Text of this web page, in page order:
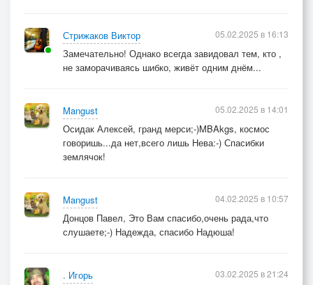
Стрижаков Виктор
Замечательно! Однако всегда завидовал тем, кто ,
не заморачиваясь шибко, живёт одним днём...
05.02.2025 в 16:13
Mangust
Осидак Алексей, гранд мерси;-)MBAkgs, космос
говоришь...да нет,всего лишь Нева:-) Спасибки
землячок!
05.02.2025 в 14:01
Mangust
Донцов Павел, Это Вам спасибо,очень рада,что
слушаете;-) Надежда, спасибо Надюша!
04.02.2025 в 10:57
. Игорь
03.02.2025 в 21:24